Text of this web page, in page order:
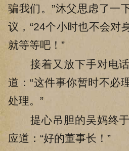
骗我们。”沐父思虑了一
议，“24个小时也不会对
就等等吧！”
接着又放下手对电话
道：“这件事你暂时不必
处理。”
提心吊胆的吴妈终于
应道：“好的董事长！”